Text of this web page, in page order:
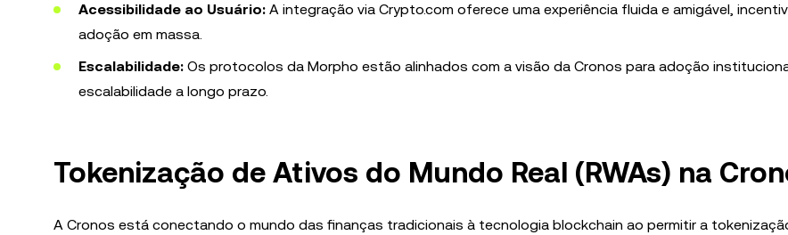
Acessibilidade ao Usuário: A integração via Crypto.com oferece uma experiência fluida e amigável,
adoção em massa.
Escalabilidade: Os protocolos da Morpho estão alinhados com a visão da Cronos para adoção
escalabilidade a longo prazo.
Tokenização de Ativos do Mundo Real (RWAs) na
A Cronos está conectando o mundo das finanças tradicionais à tecnologia blockchain ao permitir a